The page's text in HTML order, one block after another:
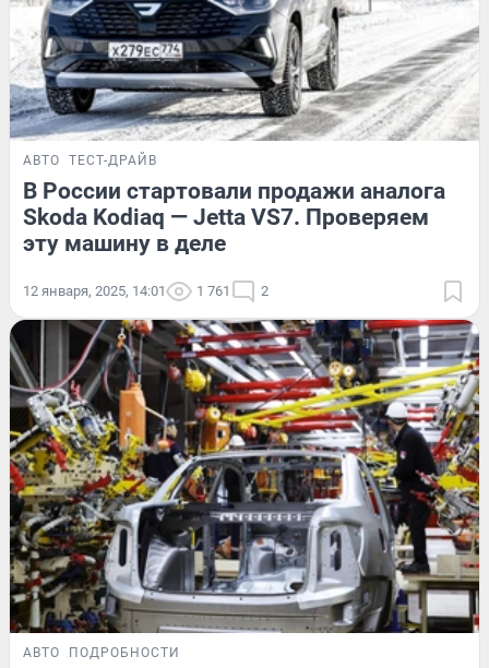
АВТО ТЕСТ-ДРАЙВ
В России стартовали продажи аналога
Skoda Kodiaq — Jetta VS7. Проверяем
эту машину в деле
12 января, 2025, 14:01 1 761 2
АВТО ПОДРОБНОСТИ